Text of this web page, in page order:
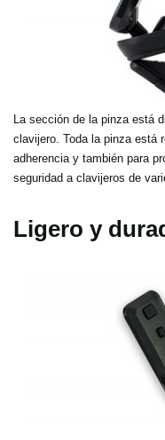
La sección de la pinza está
clavijero. Toda la pinza está
adherencia y también para
seguridad a clavijeros de
Ligero y